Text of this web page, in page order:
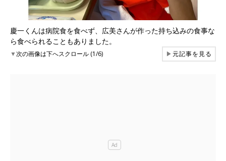
慶一くんは病院食を食べず、広美さんが作った持ち込みの食事な
ら食べられることもありました。
▼次の画像は下へスクロール (1/6) ▶元記事を見る